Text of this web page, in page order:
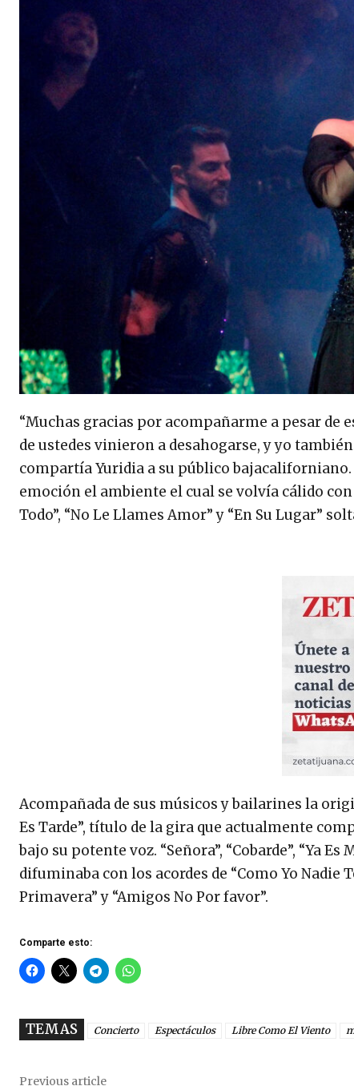
“Muchas gracias por acompañarme a pesar de
de ustedes vinieron a desahogarse, y yo
compartía Yuridia a su público
emoción el ambiente el cual se volvía cálido
Todo”, “No Le Llames Amor” y “En Su Lugar”
Acompañada de sus músicos y bailarines la
Es Tarde”, título de la gira que actualmente
bajo su potente voz. “Señora”, “Cobarde”, “Ya
difuminaba con los acordes de “Como Yo Nadie
Primavera” y “Amigos No Por favor”.
Comparte esto:
TEMAS Concierto Espectáculos Libre Como El Viento
Previous article